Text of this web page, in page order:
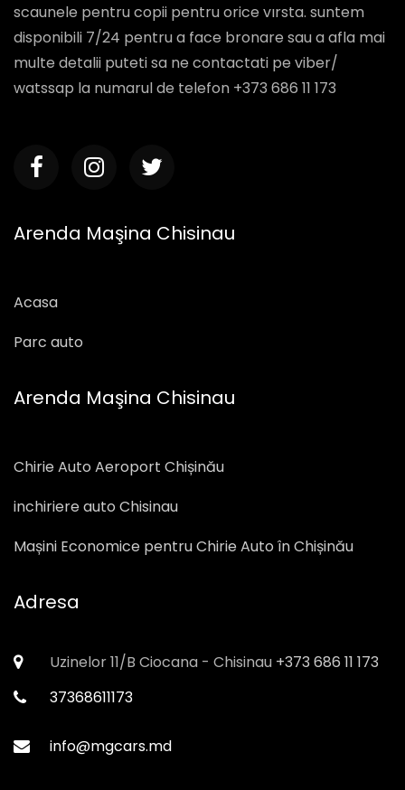
scaunele pentru copii pentru orice vırsta. suntem
disponibili 7/24 pentru a face bronare sau a afla mai
multe detalii puteti sa ne contactati pe viber/
watssap la numarul de telefon +373 686 11 173
Arenda Maşina Chisinau
Acasa
Parc auto
Arenda Maşina Chisinau
Chirie Auto Aeroport Chișinău
inchiriere auto Chisinau
Mașini Economice pentru Chirie Auto în Chișinău
Adresa
Uzinelor 11/B Ciocana - Chisinau +373 686 11 173
37368611173
info@mgcars.md